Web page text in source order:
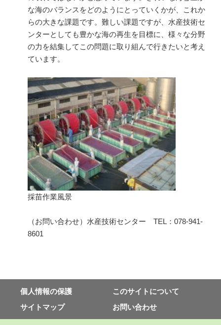
な海のバランスをどのようにとっていくかが、これか
らの大きな課題です。難しい課題ですが、水産技術セ
ンターとしても豊かな海の再生を目標に、様々な分野
の力を結集してこの問題に取り組んで行きたいと考え
ています。
採苗作業風景
（お問い合わせ）水産技術センター TEL：078-941-
8601
個⼈情報の保護
このサイトについて
サイトマップ
お問い合わせ